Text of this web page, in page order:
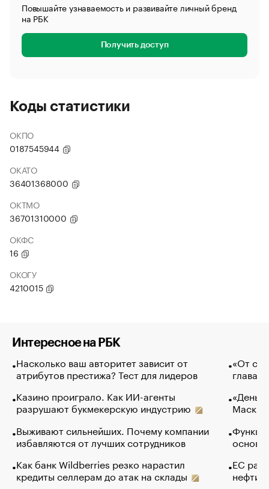
Повышайте узнаваемость и развивайте личный бренд
на РБК
Получить доступ
Коды статистики
ОКПО
0187545944
ОКАТО
36401368000
ОКТМО
36701310000
ОКФС
16
ОКОГУ
4210015
Интересное на РБК
Насколько ваш авторитет зависит от
атрибутов престижа? Тест для лидеров
Казино проиграло. Как ИИ-агенты
разрушают букмекерскую индустрию
Выживают сильнейших. Почему компании
избавляются от лучших сотрудников
Как банк Wildberries резко нарастил
кредиты селлерам до атак на склады
«От
глава
Маск в
основ
ЕС
нефти